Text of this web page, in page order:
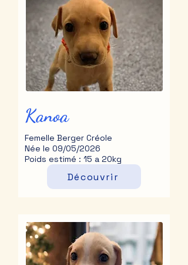
Kanoa
Femelle Berger Créole
Née le 09/05/2026
Poids estimé : 15 a 20kg
Découvrir